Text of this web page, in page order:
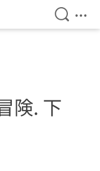
検索を
メ
険. 下